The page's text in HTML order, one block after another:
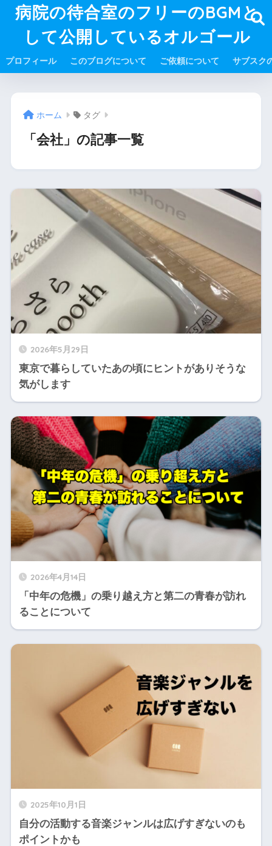
病院の待合室のフリーのBGMと
して公開しているオルゴール
プロフィール このブログについて ご依頼について サブスク
ホーム タグ
「会社」の記事一覧
2026年5月29日
東京で暮らしていたあの頃にヒントがありそうな
気がします
2026年4月14日
「中年の危機」の乗り越え方と第二の青春が訪れ
ることについて
2025年10月1日
自分の活動する音楽ジャンルは広げすぎないのも
ポイントかも